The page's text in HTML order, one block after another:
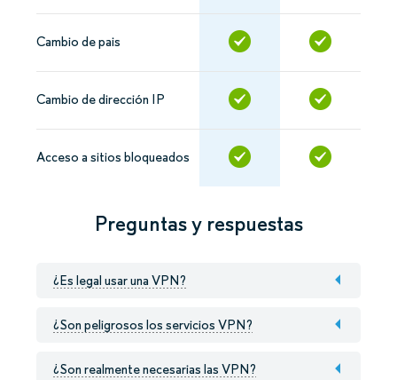
Cambio de pais
Cambio de dirección IP
Acceso a sitios bloqueados
Preguntas y respuestas
¿Es legal usar una VPN?
¿Son peligrosos los servicios VPN?
¿Son realmente necesarias las VPN?